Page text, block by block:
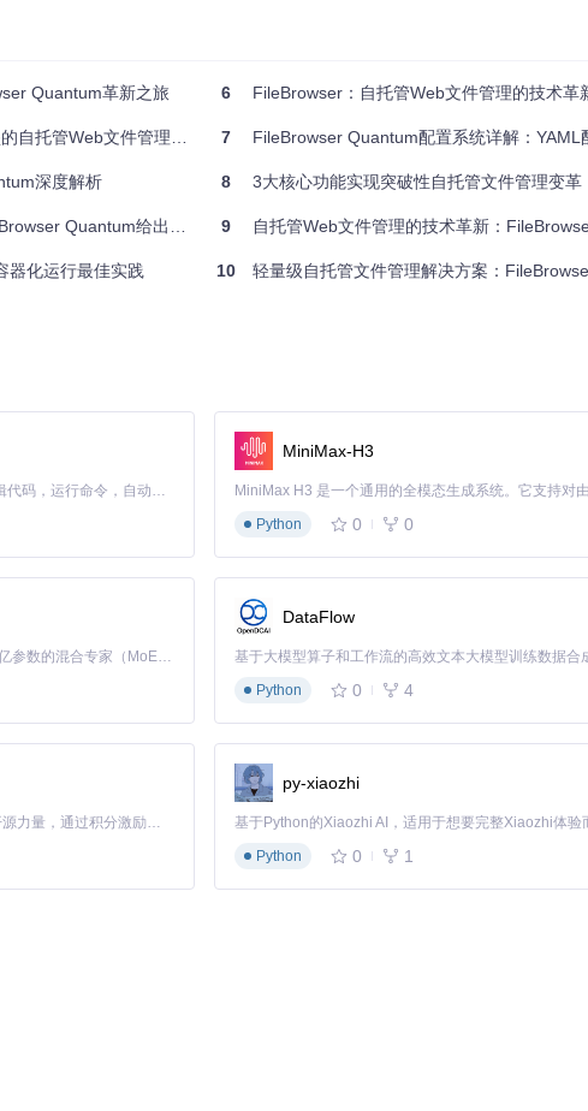
享链接的权限粒度设置
灵活组合
底层逻辑
增量更新机制实现高效文件检索：
Quantum革新之旅
Web文件管理解决方案
深度解析
Quantum给出新答案
器化运行最佳实践
6 FileBrowser：自托管Web文件管理的技术革
7 FileBrowser Quantum配置系统详解：YAML
8 3大核心功能实现突破性自托管文件管理变革
9 自托管Web文件管理的技术革新：
10 轻量级自托管文件管理解决方案：FileBrowser跨平台
Claude Code 的开源替代方案。连接任意大模型，编辑代码，运行命令，自动验证 — 全自动执行。用 Rust 构建，极致性能。 ｜ An open-source alternative to Claude Code. Connect any LLM, edit code, run commands, and verify changes — autonomously. Built in Rust for speed. Get Started
MiniMax-H3
Python
0 0
Kimi K3 是Kimi能力最强的模型：这是一个拥有 2.8 万亿参数的混合专家（MoE）模型，具备原生视觉理解能力，并支持 100 万 token 的上下文窗口。
DataFlow
基于大模型算子和工作流的高效文本大模型训练数据合
Python
0 4
「源启盛夏」暑期校园开发者成长计划旨在激活校园开源力量，通过积分激励、认证扶持、资源倾斜等形式，引导高校组织和开发者完成「入驻 — 建项目 — 做贡献 — 获认证 — 得资源」的完整闭环。无论你是想带领社团入驻平台的组织者，还是希望用代码贡献证明自己的开发者，都能在这里找到属于你的成长路径。
py-xiaozhi
Python
0 1